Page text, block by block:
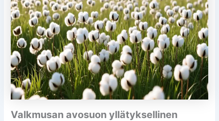
Valkmusan avosuon yllätyksellinen